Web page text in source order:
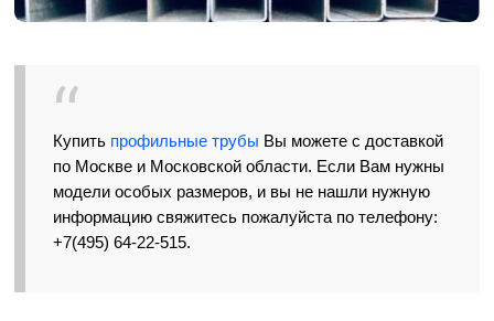
Купить профильные трубы Вы можете с доставкой
по Москве и Московской области. Если Вам нужны
модели особых размеров, и вы не нашли нужную
информацию свяжитесь пожалуйста по телефону:
+7(495) 64-22-515.